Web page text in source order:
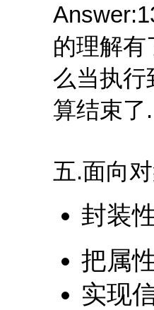
的理解有
么当执行
算结束了.
五.面向
封装
把属
实现